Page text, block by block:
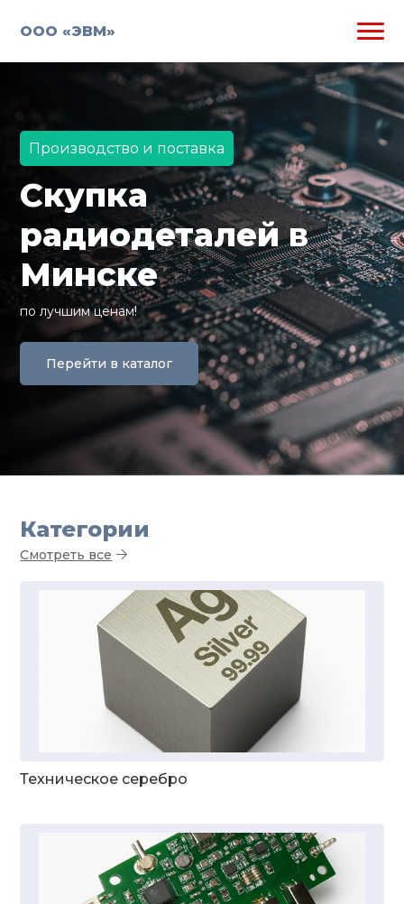
ООО «ЭВМ»
Производство и поставка
Скупка
радиодеталей в
Минске
по лучшим ценам!
Перейти в каталог
Категории
Смотреть все
Техническое серебро